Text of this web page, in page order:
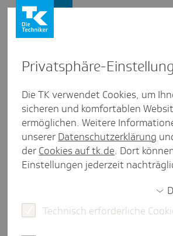
Mobbing­freie Schule -
Gemeinsam Klasse
Artikel aus Bremen
Viele Kinder haben mehr Angst
Presse und Politik Gesund leben
Privat­sphäre-
Die TK verwendet Cookies, um
sicheren und komfortablen
ermöglichen. Weitere
unserer Datenschutzerklärung
der Cookies auf tk.de. Dort
Einstellungen jederzeit
Technisch erforderliche